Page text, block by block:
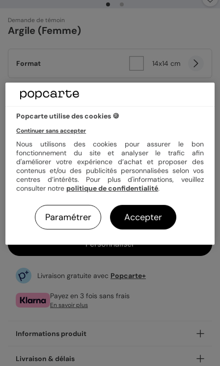
Demande de témoin
Argile (Femme)
Format 14x14 cm
Quantité
3,49 €
Enveloppe blanche offerte
Expédition rapide en 24h
Personnaliser
Livraison gratuite avec Popcarte+
Payez en 3 fois sans frais
En savoir plus
Informations produit
Personnalisez votre demande de témoin Argile (Femme),
Livraison & délais
Popcarte utilise des cookies 🍪
Continuer sans accepter
Nous utilisons des cookies pour assurer le bon
fonctionnement du site et analyser le trafic afin
d'améliorer votre expérience d’achat et proposer des
contenus et/ou des publicités personnalisées selon vos
centres d’intérêts. Pour plus d'informations, veuillez
consulter notre politique de confidentialité.
Paramétrer Accepter